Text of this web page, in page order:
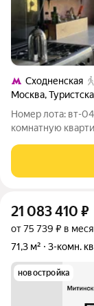
Сходненская
Москва,
Номер лота: вт-
комнатную
Ухоженный
Метро
21 083 410 ₽
от 75 739 ₽ в
71,3 м²
3-комн.
новостройка